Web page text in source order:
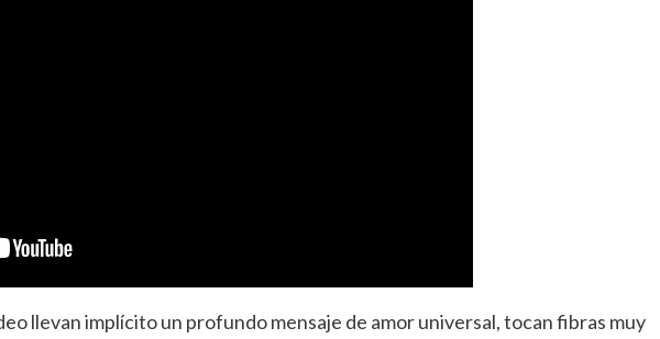
llevan implícito un profundo mensaje de amor universal, tocan fibras muy